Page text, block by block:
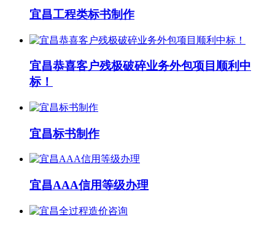
宜昌工程类标书制作
宜昌恭喜客户残极破碎业务外包项目顺利中
标！
宜昌标书制作
宜昌AAA信用等级办理